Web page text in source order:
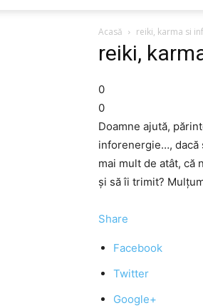
Acasă reiki, karma si
reiki,
0
0
Doamne ajută,
inforenergie…, dacă
mai mult de atât, că
şi să îi trimit?
Share
Facebook
Twitter
Google+